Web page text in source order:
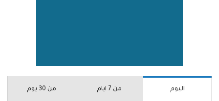
اليوم من 7 ايام من 30 يوم